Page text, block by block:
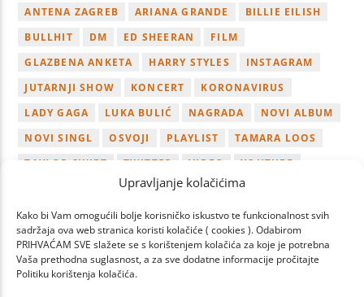
Upravljanje kolačićima
Kako bi Vam omogućili bolje korisničko iskustvo te funkcionalnost svih
sadržaja ova web stranica koristi kolačiće ( cookies ). Odabirom
PRIHVAĆAM SVE slažete se s korištenjem kolačića za koje je potrebna
Vaša prethodna suglasnost, a za sve dodatne informacije pročitajte
Politiku korištenja kolačića.
ANTENA ZAGREB ARIANA GRANDE
BILLIE EILISH
BULLHIT
DM ED SHEERAN
FILM
GLAZBENA ANKETA
HARRY STYLES
INSTAGRAM
JUTARNJI SHOW
KONCERT
KORONAVIRUS
LADY GAGA
LUKA BULIĆ NAGRADA
NOVI ALBUM
NOVI SINGL
OSVOJI PLAYLIST
TAMARA LOOS
TAYLOR SWIFT
TWITTER VIDEO
YOUTUBE